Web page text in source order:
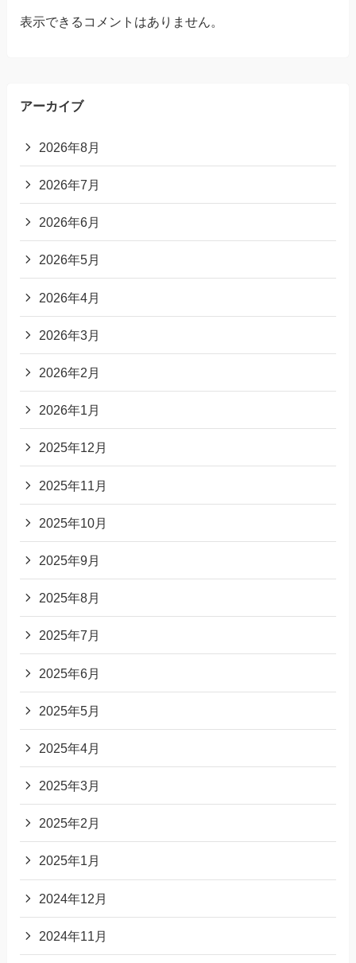
表示できるコメントはありません。
アーカイブ
2026年8月
2026年7月
2026年6月
2026年5月
2026年4月
2026年3月
2026年2月
2026年1月
2025年12月
2025年11月
2025年10月
2025年9月
2025年8月
2025年7月
2025年6月
2025年5月
2025年4月
2025年3月
2025年2月
2025年1月
2024年12月
2024年11月